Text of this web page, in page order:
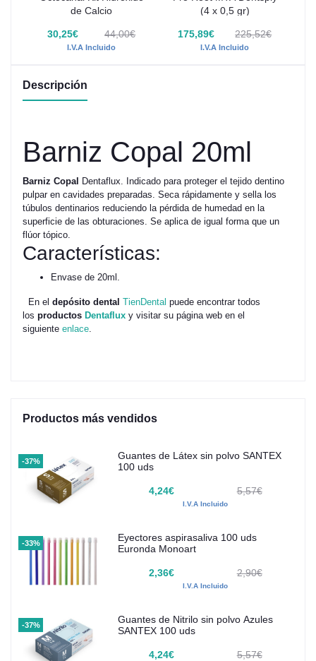
de Calcio
30,25€ 44,00€
I.V.A Incluido
(4 x 0,5 gr)
175,89€ 225,52€
I.V.A Incluido
Descripción
Barniz Copal 20ml
Barniz Copal Dentaflux. Indicado para proteger el tejido dentino
pulpar en cavidades preparadas. Seca rápidamente y sella los
túbulos dentinarios reduciendo la pérdida de humedad en la
superficie de las obturaciones. Se aplica de igual forma que un
flúor tópico.
Características:
Envase de 20ml.
En el depósito dental TienDental puede encontrar todos
los productos Dentaflux y visitar su página web en el
siguiente enlace
Productos más vendidos
-37%
Guantes de Látex sin polvo SANTEX
100 uds
4,24€ 5,57€
I.V.A Incluido
-33%
Eyectores aspirasaliva 100 uds
Euronda Monoart
2,36€ 2,90€
I.V.A Incluido
-37%
Guantes de Nitrilo sin polvo Azules
SANTEX 100 uds
4,24€ 5,57€